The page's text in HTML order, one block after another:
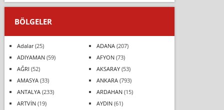
BÖLGELER
Adalar(25) ADANA(207)
ADIYAMAN(59) AFYON(73)
AĞRI (52) AKSARAY(53)
AMASYA(33) ANKARA(793)
ANTALYA(233) ARDAHAN(15)
ARTVİN(19) AYDIN(61)